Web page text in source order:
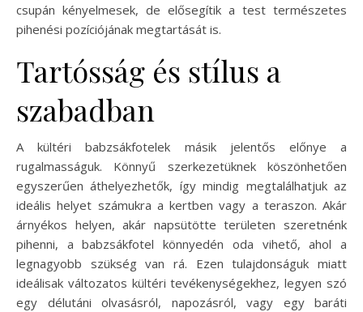
csupán kényelmesek, de elősegítik a test természetes
pihenési pozíciójának megtartását is.
Tartósság és stílus a
szabadban
A kültéri babzsákfotelek másik jelentős előnye a
rugalmasságuk. Könnyű szerkezetüknek köszönhetően
egyszerűen áthelyezhetők, így mindig megtalálhatjuk az
ideális helyet számukra a kertben vagy a teraszon. Akár
árnyékos helyen, akár napsütötte területen szeretnénk
pihenni, a babzsákfotel könnyedén oda vihető, ahol a
legnagyobb szükség van rá. Ezen tulajdonságuk miatt
ideálisak változatos kültéri tevékenységekhez, legyen szó
egy délutáni olvasásról, napozásról, vagy egy baráti